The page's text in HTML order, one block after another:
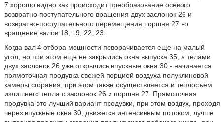
7 хорошо видно как происходит преобразование осевого
возвратно-поступательного вращения двух заслонок 26 и
возвратно-поступательного перемещения поршня 27 во
вращение валов 18, 19, 22, 23.
Когда вал 4 отбора мощности поворачивается еще на малый
угол, но при этом еще не закрылись окна выпуска 35, а телами
двух заслонок 26 уже открылись впускные окна 30 - начинается
прямоточная продувка свежей порцией воздуха полуклиновой
камеры сгорания, при этом также осуществляется и теплосъем
излишнего тепла с заслонок 26 и поршня 27. Прямоточная
продувка-это лучший вариант продувки, при этом воздух, проходя
через впускные окна 30, движется интенсивным потоком, лучше